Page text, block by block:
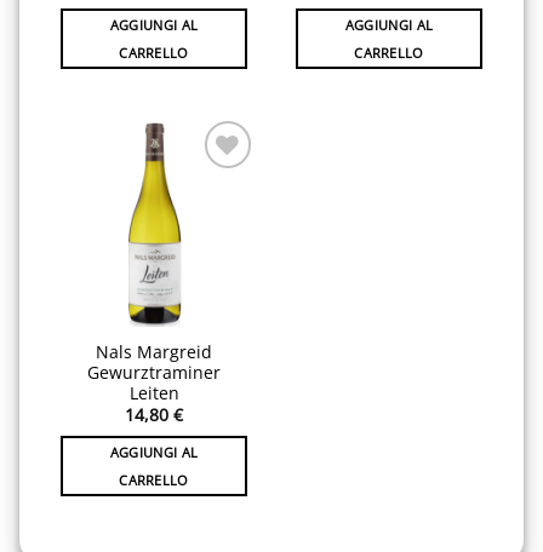
AGGIUNGI AL
CARRELLO
AGGIUNGI AL
CARRELLO
alla lista
desideri
Nals Margreid
Gewurztraminer
Leiten
14,80 €
AGGIUNGI AL
CARRELLO